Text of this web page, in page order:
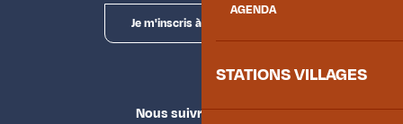
AGENDA
STATIONS VILLAGES
Je m'inscris à la newsletter
Nous suivre